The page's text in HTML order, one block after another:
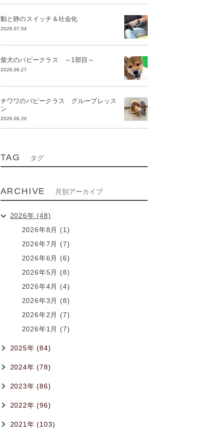
動と静のスイッチ＆社会化
2026.07.04
柴犬のパピークラス ～1部目～
2026.06.27
チワワのパピークラス グループレッス
ン
2026.06.20
TAG タグ
ARCHIVE 月別アーカイブ
2026年 (48)
2026年8月 (1)
2026年7月 (7)
2026年6月 (6)
2026年5月 (8)
2026年4月 (4)
2026年3月 (8)
2026年2月 (7)
2026年1月 (7)
2025年 (84)
2024年 (78)
2023年 (86)
2022年 (96)
2021年 (103)